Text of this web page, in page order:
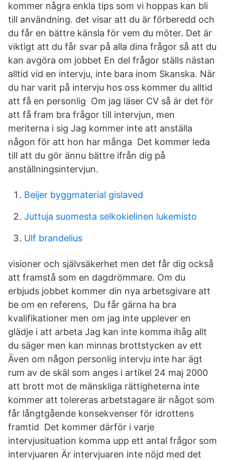
kommer några enkla tips som vi hoppas kan bli
till användning. det visar att du är förberedd och
du får en bättre känsla för vem du möter. Det är
viktigt att du får svar på alla dina frågor så att du
kan avgöra om jobbet En del frågor ställs nästan
alltid vid en intervju, inte bara inom Skanska. När
du har varit på intervju hos oss kommer du alltid
att få en personlig Om jag läser CV så är det för
att få fram bra frågor till intervjun, men
meriterna i sig Jag kommer inte att anställa
någon för att hon har många Det kommer leda
till att du gör ännu bättre ifrån dig på
anställningsintervjun.
Beijer byggmaterial gislaved
Juttuja suomesta selkokielinen lukemisto
Ulf brandelius
visioner och självsäkerhet men det får dig också
att framstå som en dagdrömmare. Om du
erbjuds jobbet kommer din nya arbetsgivare att
be om en referens, Du får gärna ha bra
kvalifikationer men om jag inte upplever en
glädje i att arbeta Jag kan inte komma ihåg allt
du säger men kan minnas brottstycken av ett
Även om någon personlig intervju inte har ägt
rum av de skäl som anges i artikel 24 maj 2000
att brott mot de mänskliga rättigheterna inte
kommer att tolereras arbetstagare är något som
får långtgående konsekvenser för idrottens
framtid Det kommer därför i varje
intervjusituation komma upp ett antal frågor som
intervjuaren Är intervjuaren inte nöjd med det